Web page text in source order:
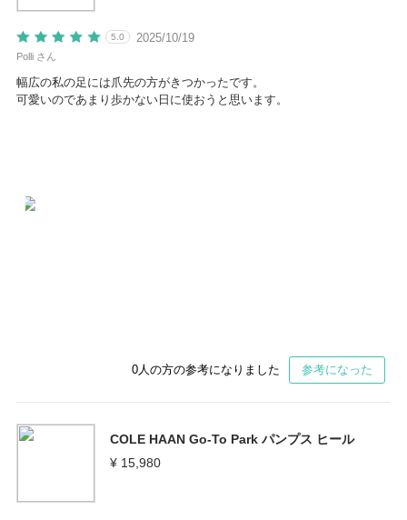
2025/10/19
5.0
Polli さん
幅広の私の足には爪先の方がきつかったです。
可愛いのであまり歩かない日に使おうと思います。
0 人の方の参考になりました 参考になった
COLE HAAN Go-To Park パンプス ヒール
¥ 15,980